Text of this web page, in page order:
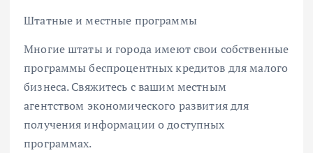
Штатные и местные программы
Многие штаты и города имеют свои собственные
программы беспроцентных кредитов для малого
бизнеса. Свяжитесь с вашим местным
агентством экономического развития для
получения информации о доступных
программах.